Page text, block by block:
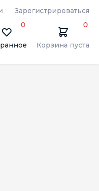
Зарегистрироваться
0
Корзина пуста
0